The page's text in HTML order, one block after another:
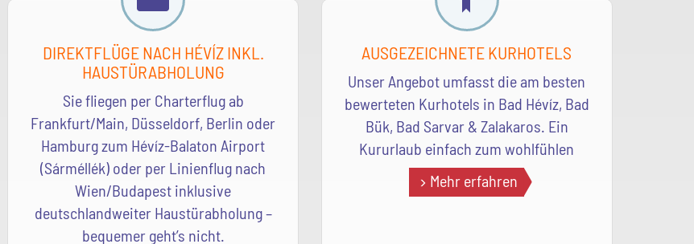
DIREKTFLÜGE NACH HÉVÍZ INKL.
HAUSTÜRABHOLUNG
Sie fliegen per Charterflug ab
Frankfurt/Main, Düsseldorf, Berlin oder
Hamburg zum Hévíz-Balaton Airport
(Sárméllék) oder per Linienflug nach
Wien/Budapest inklusive
deutschlandweiter Haustürabholung –
bequemer geht’s nicht.
AUSGEZEICHNETE KURHOTELS
Unser Angebot umfasst die am besten
bewerteten Kurhotels in Bad Hévíz, Bad
Bük, Bad Sarvar & Zalakaros. Ein
Kururlaub einfach zum wohlfühlen
Mehr erfahren